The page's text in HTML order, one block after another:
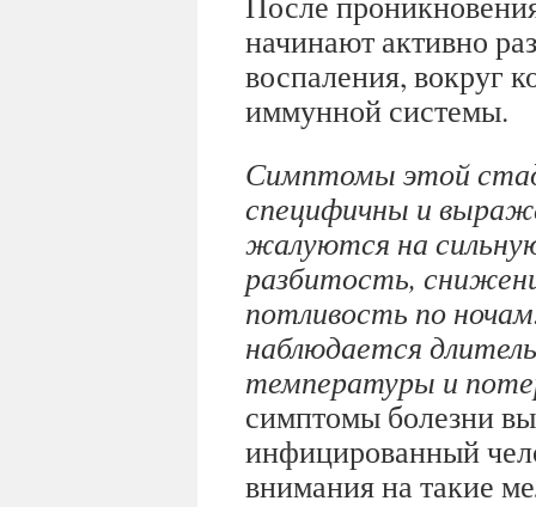
начинают активно
воспаления, вокруг
иммунной системы.
Симптомы этой
специфичны и
жалуются на
разбитость,
потливость по
наблюдается
температуры и
симптомы болезни
инфицированный
внимания на такие